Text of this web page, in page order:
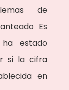
de
Es
estado
si la cifra
en